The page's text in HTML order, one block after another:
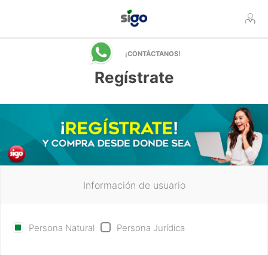
¡CONTÁCTANOS!
Regístrate
Información de usuario
Persona Natural Persona Jurídica